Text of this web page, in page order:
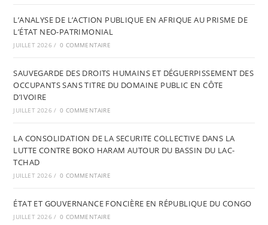
L’ANALYSE DE L’ACTION PUBLIQUE EN AFRIQUE AU PRISME DE
L’ÉTAT NEO-PATRIMONIAL
JUILLET 2026 / 0 COMMENTAIRE
SAUVEGARDE DES DROITS HUMAINS ET DÉGUERPISSEMENT DES
OCCUPANTS SANS TITRE DU DOMAINE PUBLIC EN CÔTE
D’IVOIRE
JUILLET 2026 / 0 COMMENTAIRE
LA CONSOLIDATION DE LA SECURITE COLLECTIVE DANS LA
LUTTE CONTRE BOKO HARAM AUTOUR DU BASSIN DU LAC-
TCHAD
JUILLET 2026 / 0 COMMENTAIRE
ÉTAT ET GOUVERNANCE FONCIÈRE EN RÉPUBLIQUE DU CONGO
JUILLET 2026 / 0 COMMENTAIRE